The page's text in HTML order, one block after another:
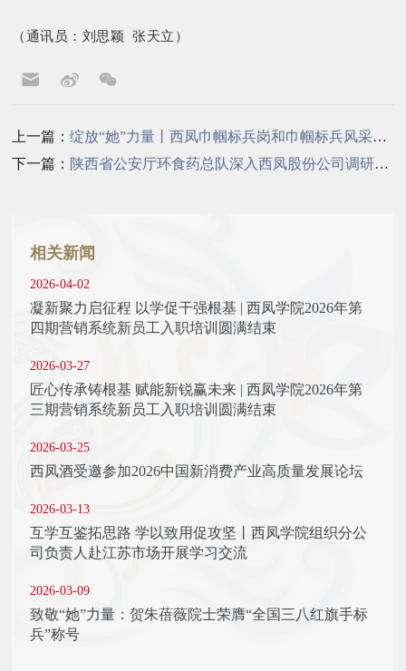
（通讯员：刘思颖 张天立）
上一篇：绽放“她”力量丨西凤巾帼标兵岗和巾帼标兵风采展示
下一篇： 陕西省公安厅环食药总队深入西凤股份公司调研知识产权保护工作
相关新闻
2026-04-02
凝新聚力启征程 以学促干强根基 | 西凤学院2026年第
四期营销系统新员工入职培训圆满结束
2026-03-27
匠心传承铸根基 赋能新锐赢未来 | 西凤学院2026年第
三期营销系统新员工入职培训圆满结束
2026-03-25
西凤酒受邀参加2026中国新消费产业高质量发展论坛
2026-03-13
互学互鉴拓思路 学以致用促攻坚丨西凤学院组织分公
司负责人赴江苏市场开展学习交流
2026-03-09
致敬“她”力量：贺朱蓓薇院士荣膺“全国三八红旗手标
兵”称号